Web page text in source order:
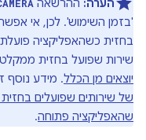
הערה: ההרשאה
'בזמן השימוש'. לכן, אי אפשר
בחזית כשהאפליקציה
שירות שפועל בחזית ממקלט
יוצאים מן הכלל. מידע נוסף
של שירותים שפועלים
שהאפליקציה פתוחה.